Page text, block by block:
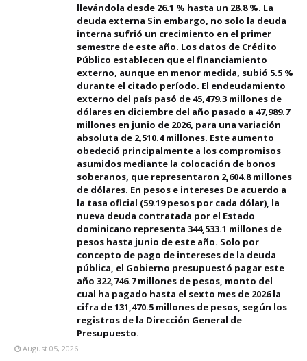
llevándola desde 26.1 % hasta un 28.8 %. La
deuda externa Sin embargo, no solo la deuda
interna sufrió un crecimiento en el primer
semestre de este año. Los datos de Crédito
Público establecen que el financiamiento
externo, aunque en menor medida, subió 5.5 %
durante el citado período. El endeudamiento
externo del país pasó de 45,479.3 millones de
dólares en diciembre del año pasado a 47,989.7
millones en junio de 2026, para una variación
absoluta de 2,510.4 millones. Este aumento
obedeció principalmente a los compromisos
asumidos mediante la colocación de bonos
soberanos, que representaron 2,604.8 millones
de dólares. En pesos e intereses De acuerdo a
la tasa oficial (59.19 pesos por cada dólar), la
nueva deuda contratada por el Estado
dominicano representa 344,533.1 millones de
pesos hasta junio de este año. Solo por
concepto de pago de intereses de la deuda
pública, el Gobierno presupuestó pagar este
año 322,746.7 millones de pesos, monto del
cual ha pagado hasta el sexto mes de 2026 la
cifra de 131,470.5 millones de pesos, según los
registros de la Dirección General de
Presupuesto.
August 05, 2026